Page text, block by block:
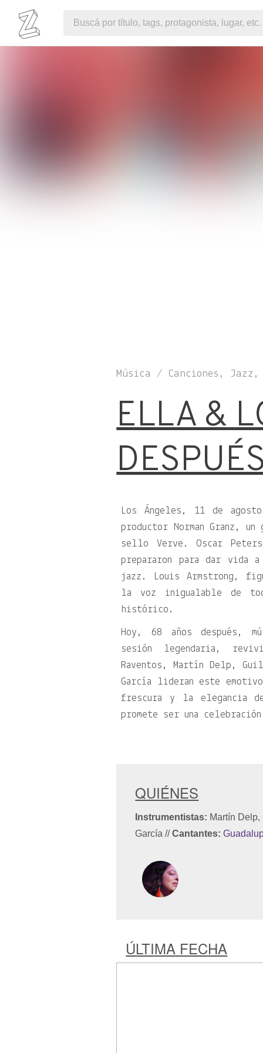
Música / Canciones,
ELLA &
Los Ángeles, 11 de
productor Norman Granz,
sello Verve. Oscar
prepararon para dar vida a
jazz. Louis Armstrong,
la voz inigualable de
histórico.
Hoy, 68 años después,
sesión legendaria,
Raventos, Martín Delp,
García lideran este
frescura y la elegancia
promete ser una
QUIÉNES
Instrumentistas: Martín
García// Cantantes:
ÚLTIMA FECHA